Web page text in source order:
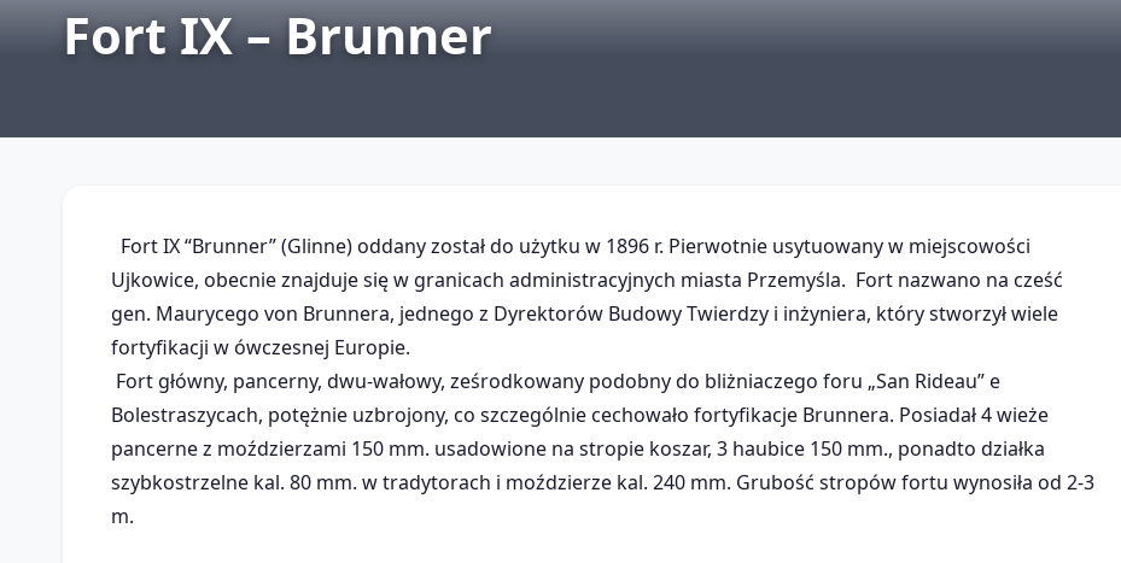
Fort IX – Brunner
Fort IX “Brunner” (Glinne) oddany został do użytku w 1896 r. Pierwotnie usytuowany w miejscowości
Ujkowice, obecnie znajduje się w granicach administracyjnych miasta Przemyśla. Fort nazwano na cześć
gen. Maurycego von Brunnera, jednego z Dyrektorów Budowy Twierdzy i inżyniera, który stworzył wiele
fortyfikacji w ówczesnej Europie.
Fort główny, pancerny, dwu-wałowy, ześrodkowany podobny do bliżniaczego foru „San Rideau” e
Bolestraszycach, potężnie uzbrojony, co szczególnie cechowało fortyfikacje Brunnera. Posiadał 4 wieże
pancerne z moździerzami 150 mm. usadowione na stropie koszar, 3 haubice 150 mm., ponadto działka
szybkostrzelne kal. 80 mm. w tradytorach i moździerze kal. 240 mm. Grubość stropów fortu wynosiła od 2-3
m.